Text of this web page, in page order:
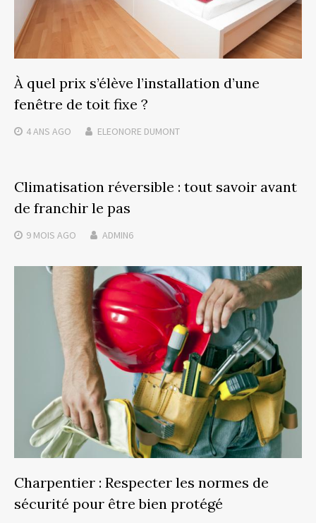
À quel prix s’élève l’installation d’une
fenêtre de toit fixe ?
4 ANS AGO ELEONORE DUMONT
Climatisation réversible : tout savoir avant
de franchir le pas
9 MOIS AGO ADMIN6
Charpentier : Respecter les normes de
sécurité pour être bien protégé